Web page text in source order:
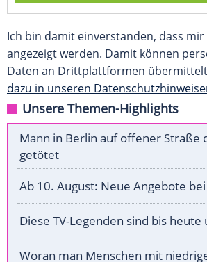
Ich bin damit einverstanden, dass
angezeigt werden. Damit können
Daten an Drittplattformen
dazu in unseren
Unsere Themen-Highlights
Mann in Berlin auf offener Straße
getötet
Ab 10. August: Neue Angebote bei
Diese TV-Legenden sind bis heute
Woran man Menschen mit